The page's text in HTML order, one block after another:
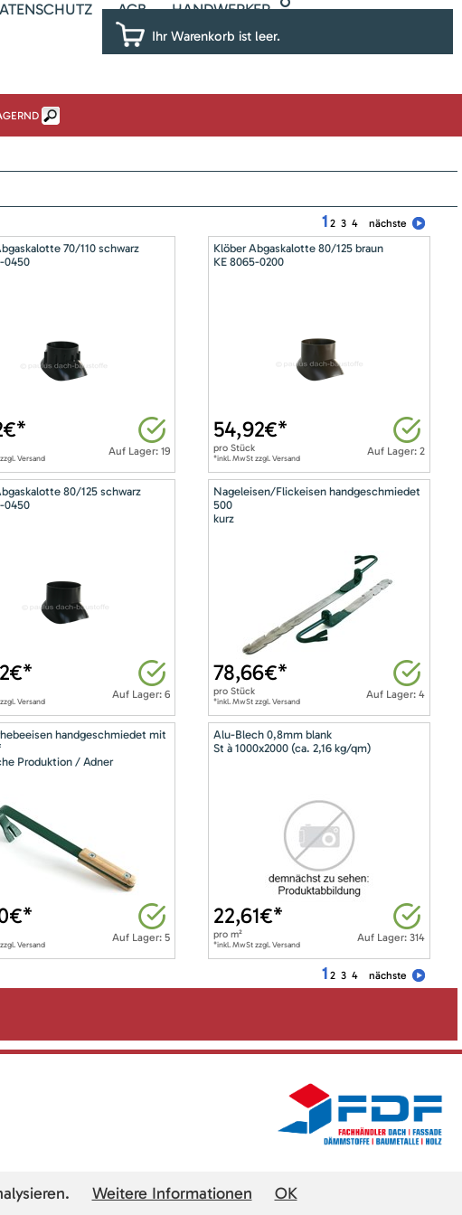
AGB HANDWERKER
Ihr Warenkorb ist leer.
1 2 3 4 nächste
70/110 schwarz
0450
Auf Lager: 19
€*
Versand
Klöber Abgaskalotte 80/125 braun
KE 8065-0200
Auf Lager: 2
54,92€*
proStück
*inkl. MwSt zzgl. Versand
80/125 schwarz
0450
Auf Lager: 6
€*
Versand
Nageleisen/Flickeisen handgeschmiedet
500
kurz
Auf Lager: 4
78,66€*
proStück
*inkl. MwSt zzgl. Versand
handgeschmiedet mit
Produktion / Adner
Auf Lager: 5
€*
Versand
Alu-Blech 0,8mm blank
St à 1000x2000 (ca. 2,16 kg/qm)
Auf Lager: 314
22,61€*
prom²
*inkl. MwSt zzgl. Versand
1 2 3 4 nächste
Weitere Informationen OK